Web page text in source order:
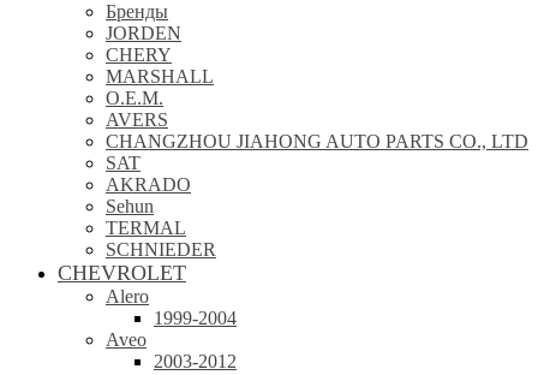
Бренды
JORDEN
CHERY
MARSHALL
O.E.M.
AVERS
CHANGZHOU JIAHONG AUTO PARTS CO., LTD
SAT
AKRADO
Sehun
TERMAL
SCHNIEDER
CHEVROLET
Alero
1999-2004
Aveo
2003-2012